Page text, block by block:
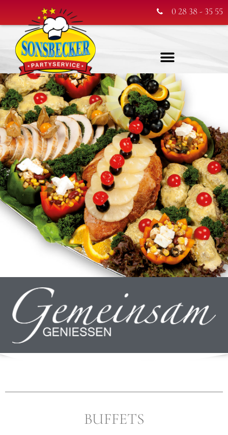
0 28 38 - 35 55
FAMILIE UND FREUNDE
BUFFETS